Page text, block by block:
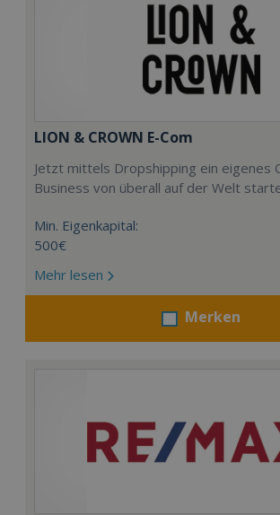
LION & CROWN E-Com
Jetzt mittels Dropshipping ein eigenes
Business von überall auf der Welt
Min. Eigenkapital:
500€
Mehr lesen
Merken